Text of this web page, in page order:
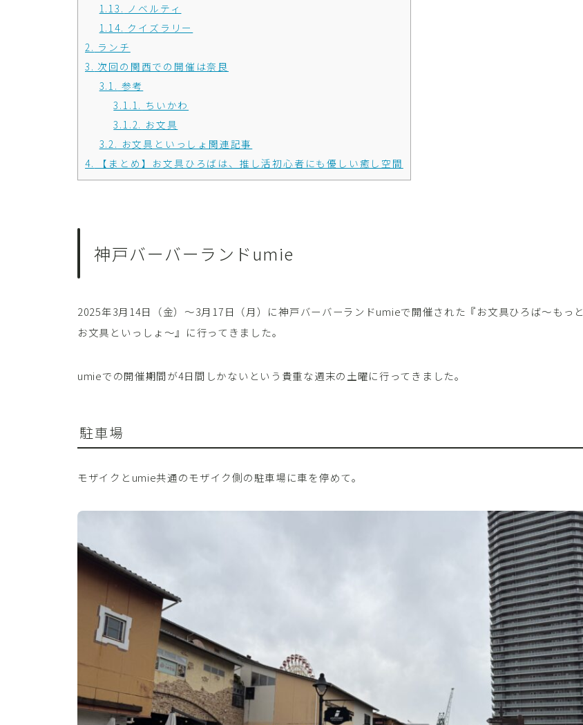
1.13. ノベルティ
1.14. クイズラリー
2. ランチ
3. 次回の関西での開催は奈良
3.1. 参考
3.1.1. ちいかわ
3.1.2. お文具
3.2. お文具といっしょ関連記事
4.
【まとめ】お文具ひろばは、推し活初心者にも優しい癒し空間
神戸バーバーランドumie
2025年3月14日（金）～3月17日（月）に神戸バーバーランドumieで開催された『お文具ひろば～もっと
お文具といっしょ～』に行ってきました。
umieでの開催期間が4日間しかないという貴重な週末の土曜に行ってきました。
駐車場
モザイクとumie共通のモザイク側の駐車場に車を停めて。